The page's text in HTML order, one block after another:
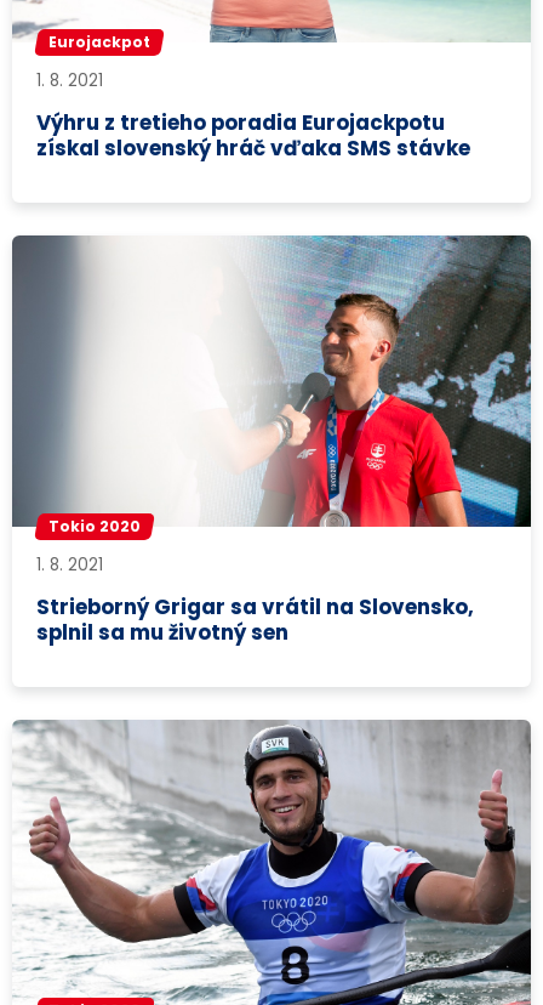
Eurojackpot
1. 8. 2021
Výhru z tretieho poradia Eurojackpotu
získal slovenský hráč vďaka SMS stávke
Tokio 2020
1. 8. 2021
Strieborný Grigar sa vrátil na Slovensko,
splnil sa mu životný sen